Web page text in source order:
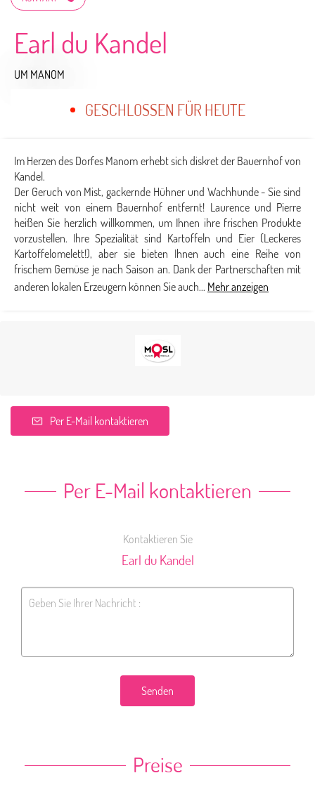
Earl du Kandel
UM MANOM
GESCHLOSSEN FÜR HEUTE
Im Herzen des Dorfes Manom erhebt sich diskret der Bauernhof von
Kandel.
Der Geruch von Mist, gackernde Hühner und Wachhunde - Sie sind
nicht weit von einem Bauernhof entfernt! Laurence und Pierre
heißen Sie herzlich willkommen, um Ihnen ihre frischen Produkte
vorzustellen. Ihre Spezialität sind Kartoffeln und Eier (Leckeres
Kartoffelomelett!), aber sie bieten Ihnen auch eine Reihe von
frischem Gemüse je nach Saison an. Dank der Partnerschaften mit
anderen lokalen Erzeugern können Sie auch... Mehr anzeigen
Per E-Mail kontaktieren
Per E-Mail kontaktieren
Kontaktieren Sie
Earl du Kandel
Senden
Preise